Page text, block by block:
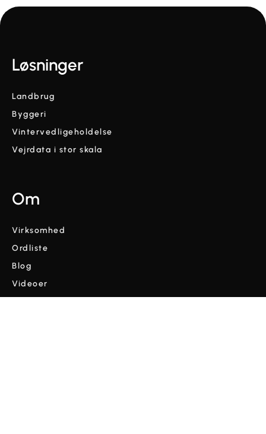
Løsninger
Landbrug
Byggeri
Vintervedligeholdelse
Vejrdata i stor skala
Om
Virksomhed
Ordliste
Blog
Videoer